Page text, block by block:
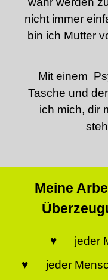
nicht immer
bin ich Mutter
Mit einem
Tasche und
ich mich, dir
Meine
♥ jeder
♥ jeder